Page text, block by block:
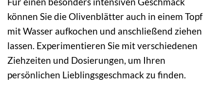
können Sie die Olivenblätter auch in einem Topf
mit Wasser aufkochen und anschließend ziehen
lassen. Experimentieren Sie mit verschiedenen
Ziehzeiten und Dosierungen, um Ihren
persönlichen Lieblingsgeschmack zu finden.